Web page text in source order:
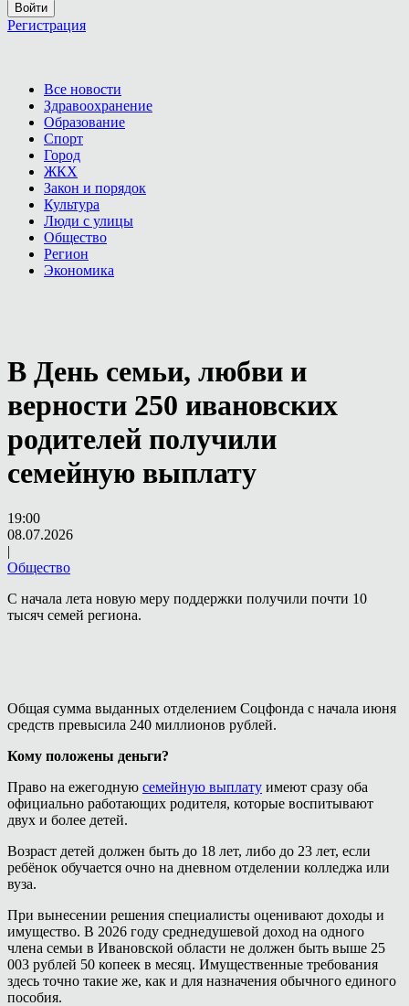
Войти
Регистрация
Все новости
Здравоохранение
Образование
Спорт
Город
ЖКХ
Закон и порядок
Культура
Люди с улицы
Общество
Регион
Экономика
В День семьи, любви и
верности 250 ивановских
родителей получили
семейную выплату
19:00
08.07.2026
|
Общество
С начала лета новую меру поддержки получили почти 10
тысяч семей региона.
Общая сумма выданных отделением Соцфонда с начала июня
средств превысила 240 миллионов рублей.
Кому положены деньги?
Право на ежегодную семейную выплату имеют сразу оба
официально работающих родителя, которые воспитывают
двух и более детей.
Возраст детей должен быть до 18 лет, либо до 23 лет, если
ребёнок обучается очно на дневном отделении колледжа или
вуза.
При вынесении решения специалисты оценивают доходы и
имущество. В 2026 году среднедушевой доход на одного
члена семьи в Ивановской области не должен быть выше 25
003 рублей 50 копеек в месяц. Имущественные требования
здесь точно такие же, как и для назначения обычного единого
пособия.